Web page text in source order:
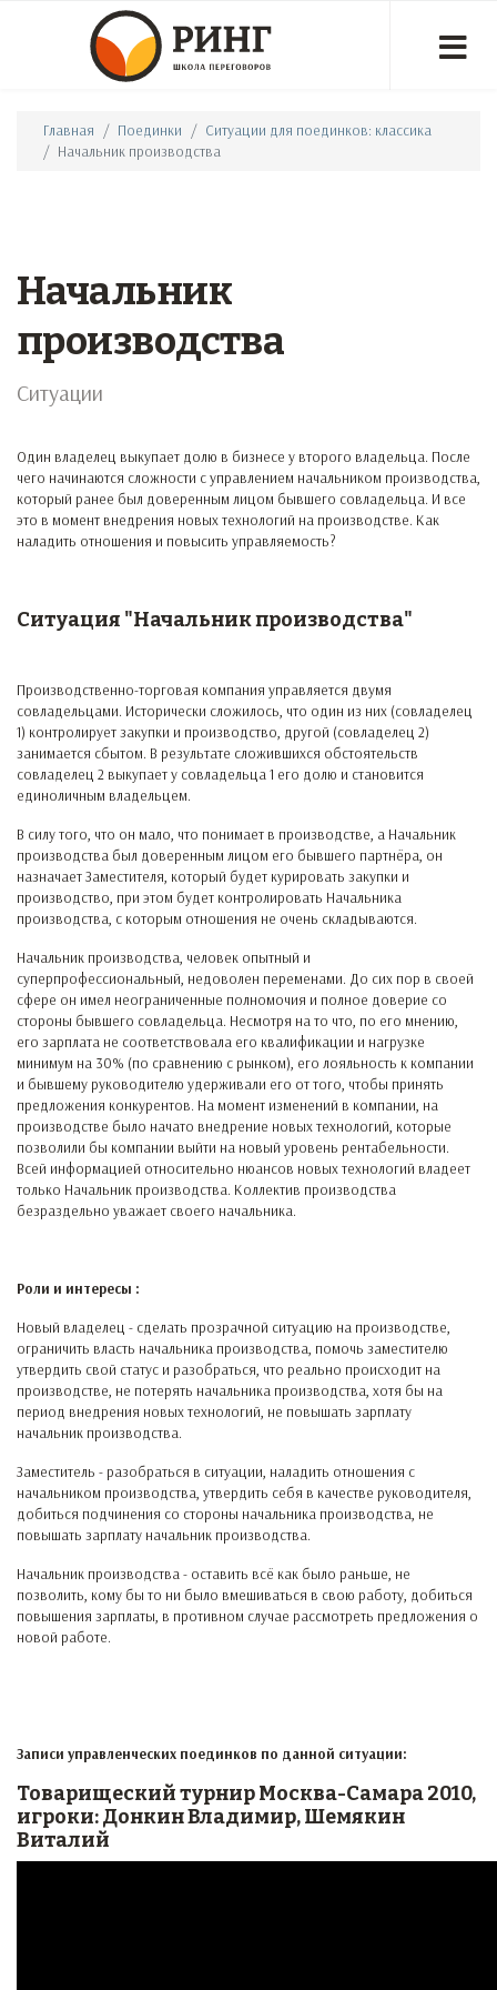
Главная Поединки
Ситуации для поединков: классика
Начальник производства
Начальник
производства
Ситуации
Один владелец выкупает долю в бизнесе у второго владельца. После
чего начинаются сложности с управлением начальником производства,
который ранее был доверенным лицом бывшего совладельца. И все
это в момент внедрения новых технологий на производстве. Как
наладить отношения и повысить управляемость?
Ситуация "Начальник производства"
Производственно-торговая компания управляется двумя
совладельцами. Исторически сложилось, что один из них (совладелец
1) контролирует закупки и производство, другой (совладелец 2)
занимается сбытом. В результате сложившихся обстоятельств
совладелец 2 выкупает у совладельца 1 его долю и становится
единоличным владельцем.
В силу того, что он мало, что понимает в производстве, а Начальник
производства был доверенным лицом его бывшего партнёра, он
назначает Заместителя, который будет курировать закупки и
производство, при этом будет контролировать Начальника
производства, с которым отношения не очень складываются.
Начальник производства, человек опытный и
суперпрофессиональный, недоволен переменами. До сих пор в своей
сфере он имел неограниченные полномочия и полное доверие со
стороны бывшего совладельца. Несмотря на то что, по его мнению,
его зарплата не соответствовала его квалификации и нагрузке
минимум на 30% (по сравнению с рынком), его лояльность к компании
и бывшему руководителю удерживали его от того, чтобы принять
предложения конкурентов. На момент изменений в компании, на
производстве было начато внедрение новых технологий, которые
позволили бы компании выйти на новый уровень рентабельности.
Всей информацией относительно нюансов новых технологий владеет
только Начальник производства. Коллектив производства
безраздельно уважает своего начальника.
Роли и интересы :
Новый владелец - сделать прозрачной ситуацию на производстве,
ограничить власть начальника производства, помочь заместителю
утвердить свой статус и разобраться, что реально происходит на
производстве, не потерять начальника производства, хотя бы на
период внедрения новых технологий, не повышать зарплату
начальник производства.
Заместитель - разобраться в ситуации, наладить отношения с
начальником производства, утвердить себя в качестве руководителя,
добиться подчинения со стороны начальника производства, не
повышать зарплату начальник производства.
Начальник производства - оставить всё как было раньше, не
позволить, кому бы то ни было вмешиваться в свою работу, добиться
повышения зарплаты, в противном случае рассмотреть предложения о
новой работе.
Записи управленческих поединков по данной ситуации:
Товарищеский турнир Москва-Самара 2010,
игроки: Донкин Владимир, Шемякин
Виталий